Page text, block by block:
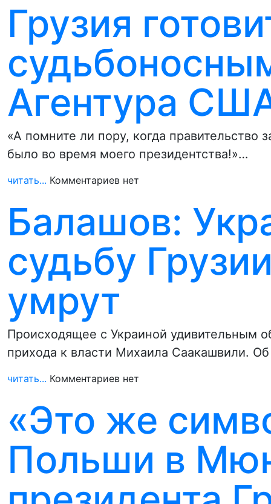
Грузия
Агентура
«А помните ли пору, когда правительство
было во время моего президентства!»…
читать... Комментариев нет
Балашов:
судьбу
умрут
Происходящее с Украиной удивительным
прихода к власти Михаила Саакашвили.
читать... Комментариев нет
«Это же
Польши в